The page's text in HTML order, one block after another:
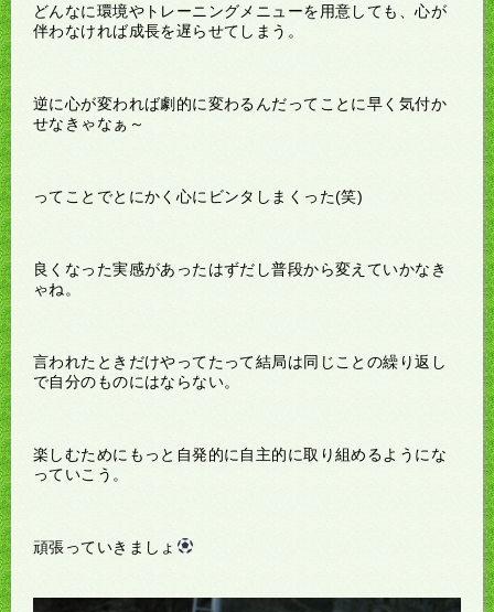
どんなに環境やトレーニングメニューを用意しても、心が
伴わなければ成長を遅らせてしまう。
逆に心が変われば劇的に変わるんだってことに早く気付か
せなきゃなぁ～
ってことでとにかく心にビンタしまくった(笑)
良くなった実感があったはずだし普段から変えていかなき
ゃね。
言われたときだけやってたって結局は同じことの繰り返し
で自分のものにはならない。
楽しむためにもっと自発的に自主的に取り組めるようにな
っていこう。
頑張っていきましょ